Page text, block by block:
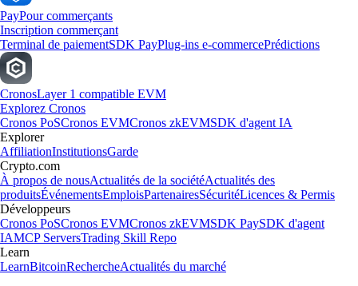
PayPour commerçants
Inscription commerçant
Terminal de paiementSDK PayPlug-ins e-commercePrédictions
CronosLayer 1 compatible EVM
Explorez Cronos
Cronos PoSCronos EVMCronos zkEVMSDK d'agent IA
Explorer
AffiliationInstitutionsGarde
Crypto.com
À propos de nousActualités de la sociétéActualités des
produitsÉvénementsEmploisPartenairesSécuritéLicences & Permis
Développeurs
Cronos PoSCronos EVMCronos zkEVMSDK PaySDK d'agent
IAMCP ServersTrading Skill Repo
Learn
LearnBitcoinRechercheActualités du marché